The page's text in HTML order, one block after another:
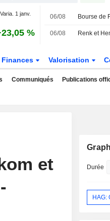
Varia. 1 janv.
%
06/08
06/08
Finances Valorisation
Communiqués Publications
et
Durée
HAG: